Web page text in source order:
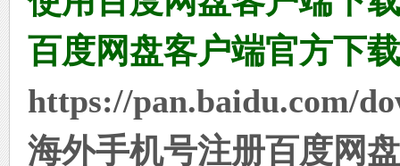
百度网盘客户端官方下
https://pan.baidu.com/
海外手机号注册百度网